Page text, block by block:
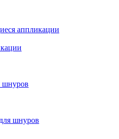
аппликации
шнуров
шнуров